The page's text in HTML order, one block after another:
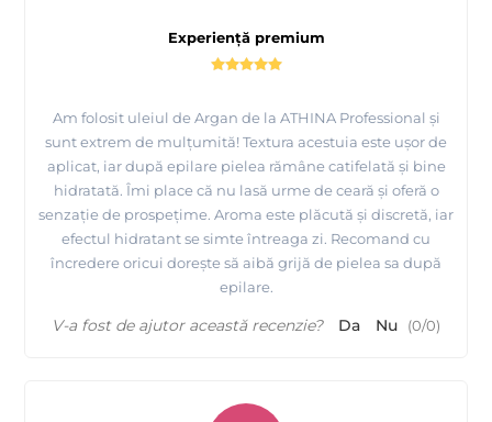
Experiență premium
Am folosit uleiul de Argan de la ATHINA Professional și
sunt extrem de mulțumită! Textura acestuia este ușor de
aplicat, iar după epilare pielea rămâne catifelată și bine
hidratată. Îmi place că nu lasă urme de ceară și oferă o
senzație de prospețime. Aroma este plăcută și discretă, iar
efectul hidratant se simte întreaga zi. Recomand cu
încredere oricui dorește să aibă grijă de pielea sa după
epilare.
V-a fost de ajutor această recenzie? Da Nu (0/0)